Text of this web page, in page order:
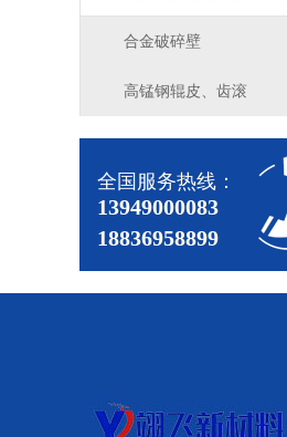
合金破碎壁
高锰钢辊皮、齿滚
全国服务热线：
13949000083
18836958899